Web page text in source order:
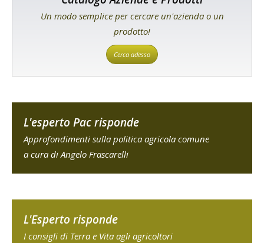
Un modo semplice per cercare un'azienda o un
prodotto!
Cerca adesso
L'esperto Pac risponde
Approfondimenti sulla politica agricola comune
a cura di Angelo Frascarelli
L'Esperto risponde
I consigli di Terra e Vita agli agricoltori